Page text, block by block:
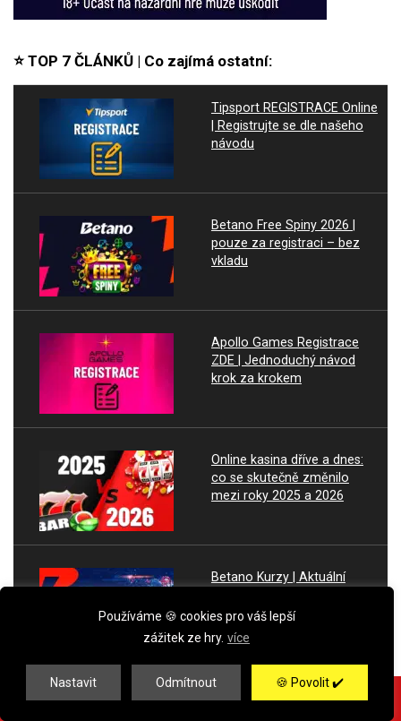
Používáme 🍪 cookies pro váš lepší
zážitek ze hry. více
Nastavit Odmítnout 🍪 Povolit ✔️
⭐ TOP 7 ČLÁNKŮ | Co zajímá ostatní:
Tipsport REGISTRACE Online
| Registrujte se dle našeho
návodu
Betano Free Spiny 2026 |
pouze za registraci – bez
vkladu
Apollo Games Registrace
ZDE | Jednoduchý návod
krok za krokem
Online kasina dříve a dnes:
co se skutečně změnilo
mezi roky 2025 a 2026
Betano Kurzy | Aktuální
lístek
AKCE! 🔥 50 spinů BEZ VKLADU ✅ ➤➤